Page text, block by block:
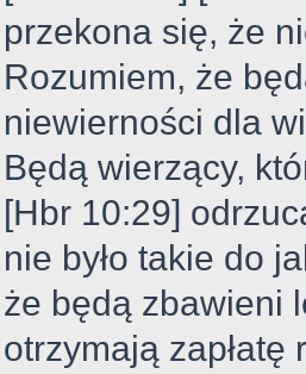
przekona się, że
Rozumiem, że
niewierności dla
Będą wierzący,
[Hbr 10:29]
nie było takie do
że będą zbawieni
otrzymają zapłatę